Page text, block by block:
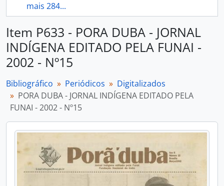
mais 284...
Item P633 - PORA DUBA - JORNAL
INDÍGENA EDITADO PELA FUNAI -
2002 - Nº15
Bibliográfico Periódicos
Digitalizados
PORA DUBA - JORNAL INDÍGENA EDITADO PELA
FUNAI - 2002 - Nº15